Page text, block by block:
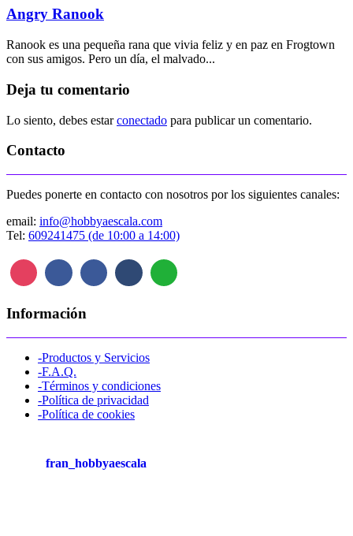
Angry Ranook
Ranook es una pequeña rana que vivia feliz y en paz en Frogtown
con sus amigos. Pero un día, el malvado...
Deja tu comentario
Lo siento, debes estarconectado para publicar un comentario.
Contacto
Puedes ponerte en contacto con nosotros por los siguientes canales:
email: info@hobbyaescala.com
Tel: 609241475 (de 10:00 a 14:00)
Información
-Productos y Servicios
-F.A.Q.
-Términos y condiciones
-Política de privacidad
-Política de cookies
fran_hobbyaescala